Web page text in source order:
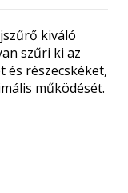
kiváló
szűri ki az
és részecskéket,
működését.